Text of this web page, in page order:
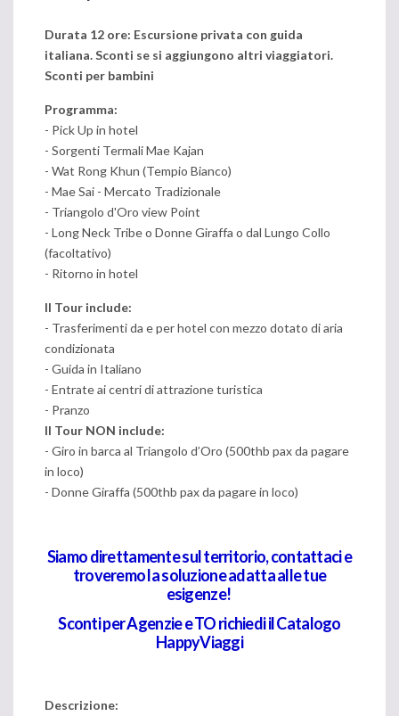
Durata 12 ore: Escursione privata con guida
italiana. Sconti se si aggiungono altri viaggiatori.
Sconti per bambini
Programma:
- Pick Up in hotel
- Sorgenti Termali Mae Kajan
- Wat Rong Khun (Tempio Bianco)
- Mae Sai - Mercato Tradizionale
- Triangolo d'Oro view Point
- Long Neck Tribe o Donne Giraffa o dal Lungo Collo
(facoltativo)
- Ritorno in hotel
Il Tour include:
- Trasferimenti da e per hotel con mezzo dotato di aria
condizionata
- Guida in Italiano
- Entrate ai centri di attrazione turistica
- Pranzo
Il Tour NON include:
- Giro in barca al Triangolo d’Oro (500thb pax da pagare
in loco)
- Donne Giraffa (500thb pax da pagare in loco)
Siamo direttamente sul territorio, contattaci e
troveremo la soluzione adatta alle tue
esigenze!
Sconti per Agenzie e TO richiedi il Catalogo
HappyViaggi
Descrizione: